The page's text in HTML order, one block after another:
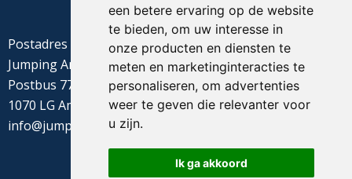
een betere ervaring op de website
te bieden, om uw interesse in
onze producten en diensten te
meten en marketinginteracties te
personaliseren, om advertenties
weer te geven die relevanter voor
u zijn.
Ik ga akkoord
Postadres
Jumping Amsterdam
Postbus 77655
1070 LG Amsterdam
info@jumpingamsterdam.nl